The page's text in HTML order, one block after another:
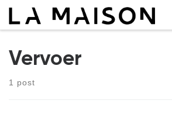
Overslaan naar inhoud
Vervoer
1 post